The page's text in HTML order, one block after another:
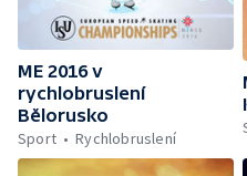
ME 2016 v
rychlobruslení
Bělorusko
Sport
Rychlobruslení